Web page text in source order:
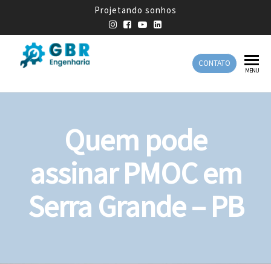
Projetando sonhos
Engenharia
Engenharia
CONTATO
MENU
Quem pode
assinar PMOC em
Serra Grande – PB